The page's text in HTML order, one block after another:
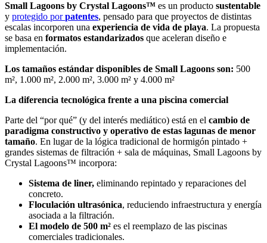
Small Lagoons by Crystal Lagoons™ es un producto sustentable
y protegido porpatentes, pensado para que proyectos de distintas
escalas incorporen una experiencia de vida de playa. La propuesta
se basa en formatos estandarizados que aceleran diseño e
implementación.
Los tamaños estándar disponibles de Small Lagoons son: 500
m², 1.000 m², 2.000 m², 3.000 m² y 4.000 m²
La diferencia tecnológica frente a una piscina comercial
Parte del “por qué” (y del interés mediático) está en el cambio de
paradigma constructivo y operativo de estas lagunas de menor
tamaño. En lugar de la lógica tradicional de hormigón pintado +
grandes sistemas de filtración + sala de máquinas, Small Lagoons by
Crystal Lagoons™ incorpora:
Sistema de liner, eliminando repintado y reparaciones del
concreto.
Floculación ultrasónica, reduciendo infraestructura y energía
asociada a la filtración.
El modelo de 500 m² es el reemplazo de las piscinas
comerciales tradicionales.